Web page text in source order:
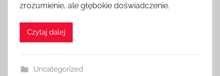
zrozumienie, ale głębokie doświadczenie.
Czytaj dalej
Uncategorized